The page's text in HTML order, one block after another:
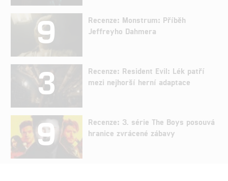
9
Recenze: Monstrum: Příběh
Jeffreyho Dahmera
3
Recenze: Resident Evil: Lék patří
mezi nejhorší herní adaptace
9
Recenze: 3. série The Boys posouvá
hranice zvrácené zábavy